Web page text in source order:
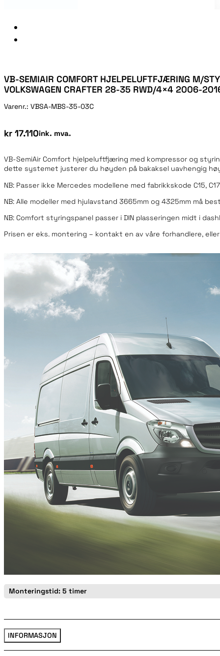
VB-SEMIAIR COMFORT HJELPELUFTFJÆRING M/
VOLKSWAGEN CRAFTER 28-35 RWD/4×4 2006-
Varenr.: VBSA-MBS-35-03C
kr 17.110ink. mva.
VB-SemiAir Comfort hjelpeluftfjæring med kompressor og
dette systemet justerer du høyden på bakaksel uavhengig
NB: Passer ikke Mercedes modellene med fabrikkskode C15,
NB: Alle modeller med hjulavstand 3665mm og 4325mm må
NB: Comfort styringspanel passer i DIN plasseringen midt i
Prisen er eks. montering – kontakt en av våre forhandlere,
Monteringstid: 5 timer
INFORMASJON